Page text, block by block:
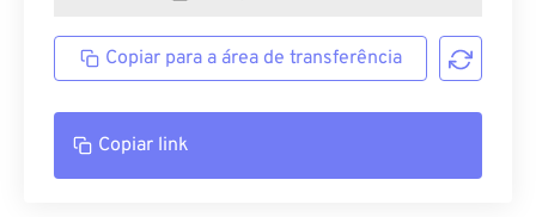
Copiar para a área de transferência
Copiar link